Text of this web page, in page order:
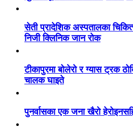
सेती प्रादेशिक अस्पतालका
निजी क्लिनिक जान रोक
टीकापुरमा बोलेरो र ग्यास ट्रक
चालक घाइते
पुनर्वासका एक जना खैरो